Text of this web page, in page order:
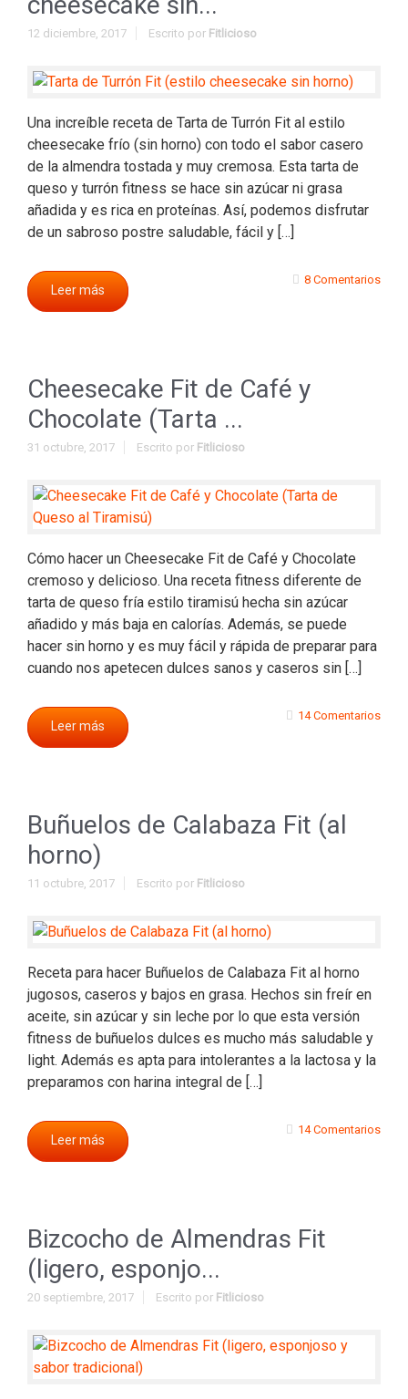
12 diciembre, 2017 Escrito por Fitlicioso
Una increíble receta de Tarta de Turrón Fit al estilo
cheesecake frío (sin horno) con todo el sabor casero
de la almendra tostada y muy cremosa. Esta tarta de
queso y turrón fitness se hace sin azúcar ni grasa
añadida y es rica en proteínas. Así, podemos disfrutar
de un sabroso postre saludable, fácil y […]
Leer más
8 Comentarios
Cheesecake Fit de Café y
Chocolate (Tarta ...
31 octubre, 2017 Escrito por Fitlicioso
Cómo hacer un Cheesecake Fit de Café y Chocolate
cremoso y delicioso. Una receta fitness diferente de
tarta de queso fría estilo tiramisú hecha sin azúcar
añadido y más baja en calorías. Además, se puede
hacer sin horno y es muy fácil y rápida de preparar para
cuando nos apetecen dulces sanos y caseros sin […]
Leer más
14 Comentarios
Buñuelos de Calabaza Fit (al
horno)
11 octubre, 2017 Escrito por Fitlicioso
Receta para hacer Buñuelos de Calabaza Fit al horno
jugosos, caseros y bajos en grasa. Hechos sin freír en
aceite, sin azúcar y sin leche por lo que esta versión
fitness de buñuelos dulces es mucho más saludable y
light. Además es apta para intolerantes a la lactosa y la
preparamos con harina integral de […]
Leer más
14 Comentarios
Bizcocho de Almendras Fit
(ligero, esponjo...
20 septiembre, 2017 Escrito por Fitlicioso